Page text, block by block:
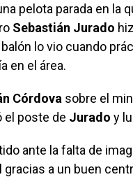
pelota parada en la
Sebastián Jurado
lo vio cuando
en el área.
Córdova sobre el
el poste de Jurado y
ante la falta de
a un buen